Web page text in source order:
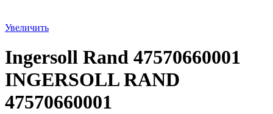
Увеличить
Ingersoll Rand 47570660001
INGERSOLL RAND
47570660001